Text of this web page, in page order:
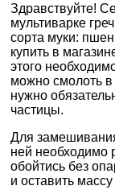
Здравствуйте!
мультиварке
сорта муки:
купить в
этого
можно смолоть
нужно
частицы.
Для
ней необходимо
обойтись без
и оставить